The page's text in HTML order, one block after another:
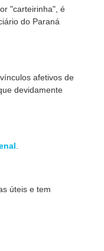
"carteirinha", é
do Paraná
afetivos de
devidamente
úteis e tem